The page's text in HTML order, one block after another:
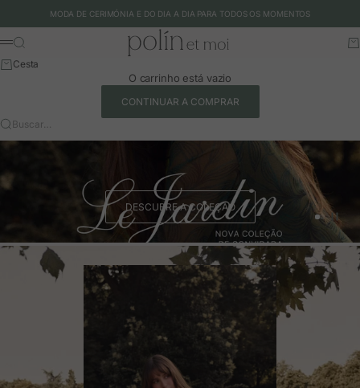
MODA DE CERIMÓNIA E DO DIA A DIA PARA TODOS OS MOMENTOS
Polín et moi - EU
Menu
Buscar
Cesta
O carrinho está vazio
CONTINUAR A COMPRAR
Buscar…
DESCUBRE A COLEÇÃO
Ir para o
Ir para